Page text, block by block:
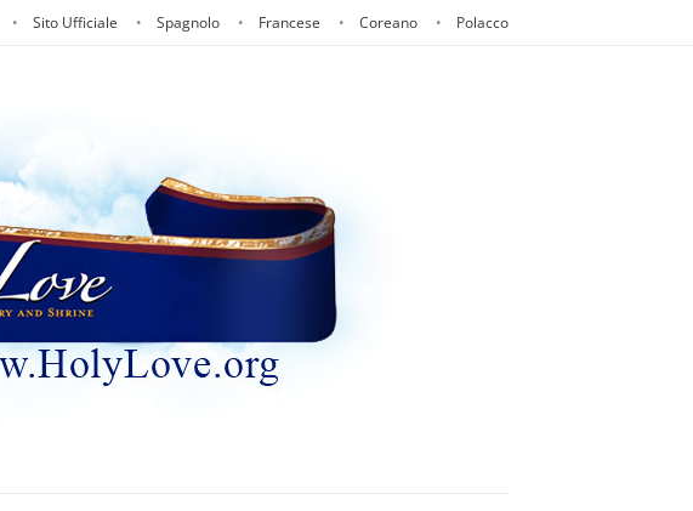
Sito Ufficiale Spagnolo Francese Coreano Polacco